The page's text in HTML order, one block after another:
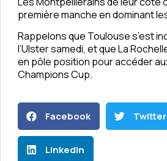
première manche en dominant
Rappelons que Toulouse s’est
l’Ulster samedi, et que La
en pôle position pour accéder
Champions Cup.
Facebook Twitter
LinkedIn